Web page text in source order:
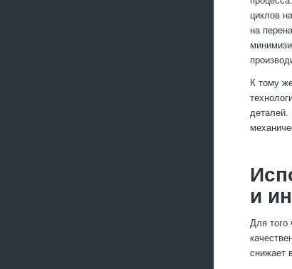
циклов
на
К тому
деталей.
и
Для того
снижает